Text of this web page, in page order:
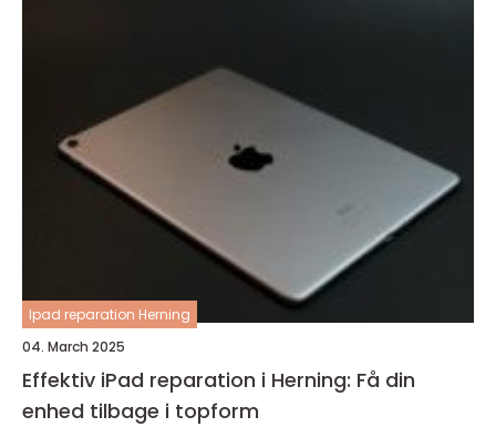
Ipad reparation Herning
04. March 2025
Effektiv iPad reparation i Herning: Få din
enhed tilbage i topform